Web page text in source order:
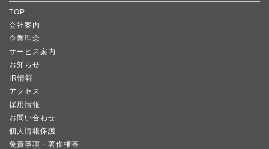
TOP
会社案内
企業理念
サービス案内
お知らせ
IR情報
アクセス
採用情報
お問い合わせ
個人情報保護
免責事項・著作権等